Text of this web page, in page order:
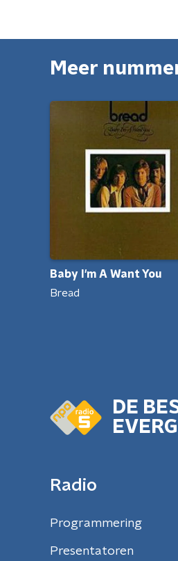
Meer
Baby I'm A Want You
Bread
DE
Radio
Programmering
Presentatoren